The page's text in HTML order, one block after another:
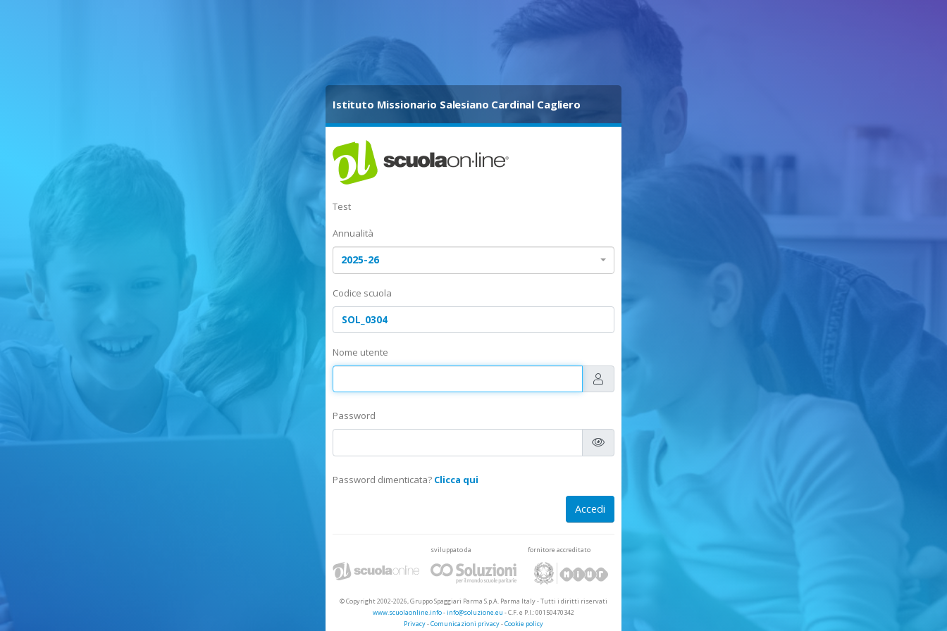
Istituto Missionario Salesiano Cardinal Cagliero
Test
Annualità
2025-26
Codice scuola
Nome utente
Password
Password dimenticata? Clicca qui
sviluppato da fornitore accreditato
© Copyright 2002-2026, Gruppo Spaggiari Parma S.p.A. Parma Italy-Tutti i diritti riservati
www.scuolaonline.info-info@soluzione.eu - C.F. e P.I.: 00150470342
Privacy-Comunicazioni privacy-Cookie policy